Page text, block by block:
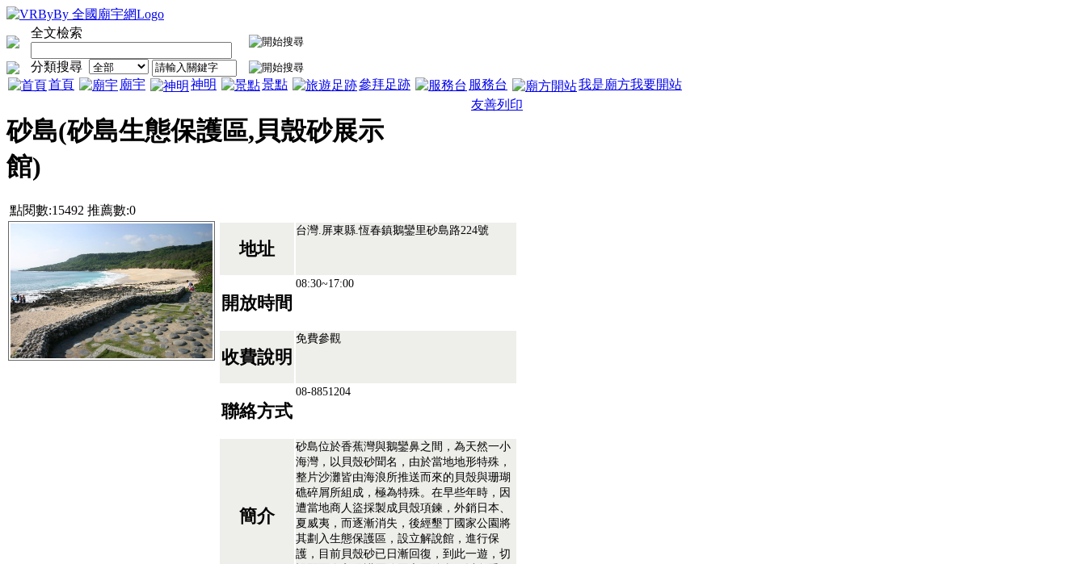
全文檢索
分類搜尋
首頁
廟宇 神明 景點 參拜足跡 服務台 我是廟方我要開站
砂島(砂島生態保護區,貝殼砂展示
館)
點閱數:15492 推薦數:0
友善列印
地址
台灣.屏東縣.恆春鎮鵝鑾里砂島路224號
開放時間
08:30~17:00
收費說明
免費參觀
聯絡方式
08-8851204
簡介
砂島位於香蕉灣與鵝鑾鼻之間，為天然一小
海灣，以貝殼砂聞名，由於當地地形特殊，
整片沙灘皆由海浪所推送而來的貝殼與珊瑚
礁碎屑所組成，極為特殊。在早些年時，因
遭當地商人盜採製成貝殼項鍊，外銷日本、
夏威夷，而逐漸消失，後經墾丁國家公園將
其劃入生態保護區，設立解說館，進行保
護，目前貝殼砂已日漸回復，到此一遊，切